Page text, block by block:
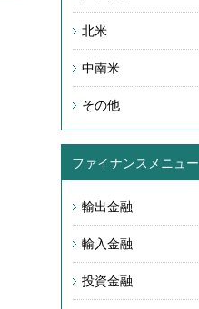
北米
中南米
その他
ファイナンスメニュー
輸出金融
輸入金融
投資金融